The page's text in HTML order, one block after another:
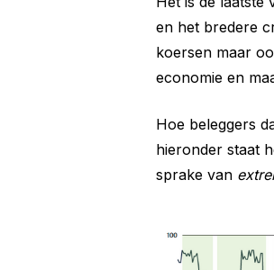
en het bredere
koersen maar
economie en
Hoe beleggers
hieronder staat
sprake van